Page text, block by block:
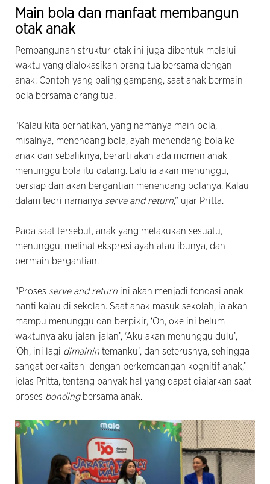
Main bola dan manfaat membangun
otak anak
Pembangunan struktur otak ini juga dibentuk melalui
waktu yang dialokasikan orang tua bersama dengan
anak. Contoh yang paling gampang, saat anak bermain
bola bersama orang tua.
“Kalau kita perhatikan, yang namanya main bola,
misalnya, menendang bola, ayah menendang bola ke
anak dan sebaliknya, berarti akan ada momen anak
menunggu bola itu datang. Lalu ia akan menunggu,
bersiap dan akan bergantian menendang bolanya. Kalau
dalam teori namanya serve and return,” ujar Pritta.
Pada saat tersebut, anak yang melakukan sesuatu,
menunggu, melihat ekspresi ayah atau ibunya, dan
bermain bergantian.
“Proses serve and return ini akan menjadi fondasi anak
nanti kalau di sekolah. Saat anak masuk sekolah, ia akan
mampu menunggu dan berpikir, ‘Oh, oke ini belum
waktunya aku jalan-jalan’, ‘Aku akan menunggu dulu’,
‘Oh, ini lagi dimainin temanku’, dan seterusnya, sehingga
sangat berkaitan dengan perkembangan kognitif anak,”
jelas Pritta, tentang banyak hal yang dapat diajarkan saat
proses bonding bersama anak.